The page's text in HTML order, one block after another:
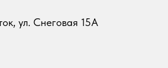
ул. Снеговая 15А